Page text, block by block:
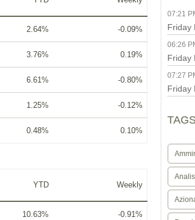
2.64% -0.09%
3.76% 0.19%
6.61% -0.80%
1.25% -0.12%
0.48% 0.10%
YTD Weekly
10.63% -0.91%
07:21
Friday
06:26
Friday
07:27
Friday